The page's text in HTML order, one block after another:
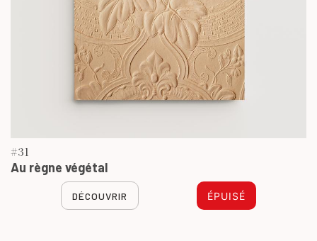
#31
Au règne végétal
DÉCOUVRIR ÉPUISÉ